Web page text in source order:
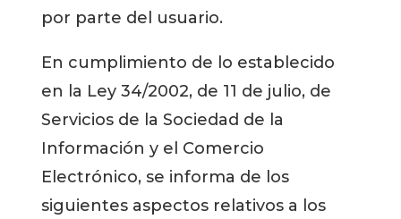
por parte del usuario.
En cumplimiento de lo establecido
en la Ley 34/2002, de 11 de julio, de
Servicios de la Sociedad de la
Información y el Comercio
Electrónico, se informa de los
siguientes aspectos relativos a los